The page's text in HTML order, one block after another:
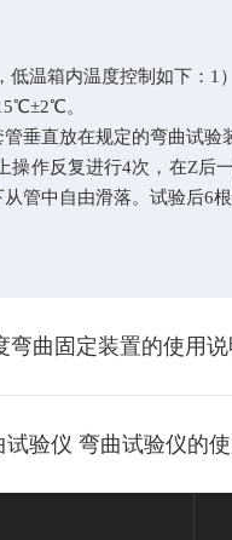
低温箱内温度控制如下： 1
℃±2℃。
放在规定的弯曲试验
操作反复进行4次，在Z后
管中自由滑落。试验后6
曲固定装置的使用说
验仪 弯曲试验仪的